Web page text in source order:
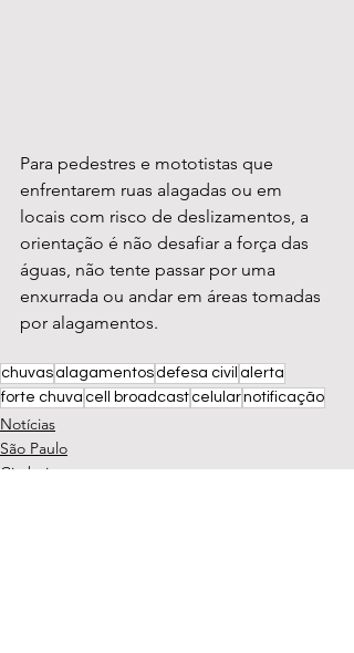
Para pedestres e mototistas que
enfrentarem ruas alagadas ou em
locais com risco de deslizamentos, a
orientação é não desafiar a força das
águas, não tente passar por uma
enxurrada ou andar em áreas tomadas
por alagamentos.
chuvas alagamentos defesa civil alerta
forte chuva cell broadcast celularnotificação
Notícias
São Paulo
Cimbaju